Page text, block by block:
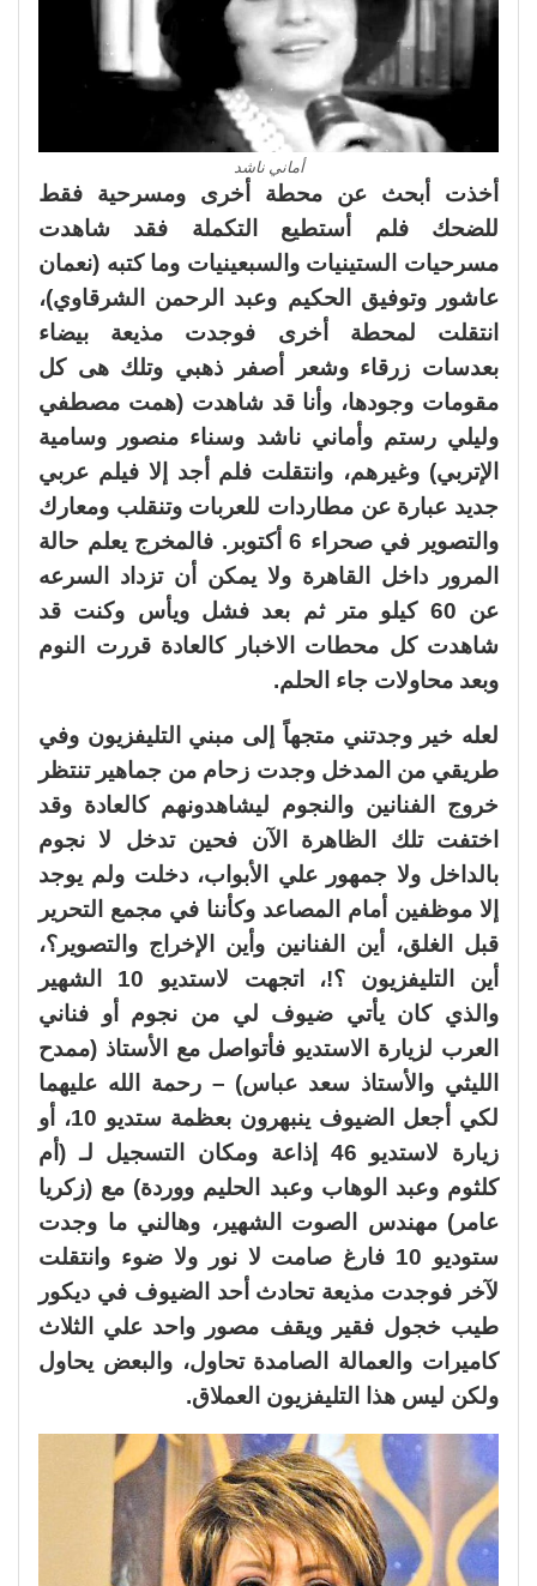
أماني ناشد
أخذت أبحث عن محطة أخرى ومسرحية فقط
للضحك فلم أستطيع التكملة فقد شاهدت
مسرحيات الستينيات والسبعينيات وما كتبه (نعمان
عاشور وتوفيق الحكيم وعبد الرحمن الشرقاوي)،
انتقلت لمحطة أخرى فوجدت مذيعة بيضاء
بعدسات زرقاء وشعر أصفر ذهبي وتلك هى كل
مقومات وجودها، وأنا قد شاهدت (همت مصطفي
وليلي رستم وأماني ناشد وسناء منصور وسامية
الإتربي) وغيرهم، وانتقلت فلم أجد إلا فيلم عربي
جديد عبارة عن مطاردات للعربات وتنقلب ومعارك
والتصوير في صحراء 6 أكتوبر. فالمخرج يعلم حالة
المرور داخل القاهرة ولا يمكن أن تزداد السرعه
عن 60 كيلو متر ثم بعد فشل ويأس وكنت قد
شاهدت كل محطات الاخبار كالعادة قررت النوم
وبعد محاولات جاء الحلم.
لعله خير وجدتني متجهاً إلى مبني التليفزيون وفي
طريقي من المدخل وجدت زحام من جماهير تنتظر
خروج الفنانين والنجوم ليشاهدونهم كالعادة وقد
اختفت تلك الظاهرة الآن فحين تدخل لا نجوم
بالداخل ولا جمهور علي الأبواب، دخلت ولم يوجد
إلا موظفين أمام المصاعد وكأننا في مجمع التحرير
قبل الغلق، أين الفنانين وأين الإخراج والتصوير؟،
أين التليفزيون ؟!، اتجهت لاستديو 10 الشهير
والذي كان يأتي ضيوف لي من نجوم أو فناني
العرب لزيارة الاستديو فأتواصل مع الأستاذ (ممدح
الليثي والأستاذ سعد عباس) – رحمة الله عليهما
لكي أجعل الضيوف ينبهرون بعظمة ستديو 10، أو
زيارة لاستديو 46 إذاعة ومكان التسجيل لـ (أم
كلثوم وعبد الوهاب وعبد الحليم ووردة) مع (زكريا
عامر) مهندس الصوت الشهير، وهالني ما وجدت
ستوديو 10 فارغ صامت لا نور ولا ضوء وانتقلت
لآخر فوجدت مذيعة تحادث أحد الضيوف في ديكور
طيب خجول فقير ويقف مصور واحد علي الثلاث
كاميرات والعمالة الصامدة تحاول، والبعض يحاول
ولكن ليس هذا التليفزيون العملاق.